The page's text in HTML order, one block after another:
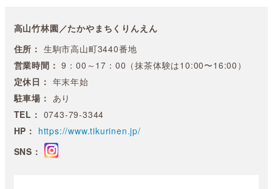
高山竹林園／たかやまちくりんえん
住所： 生駒市高山町3440番地
営業時間： 9：00～17：00（抹茶体験は10:00〜16:00）
定休日： 年末年始
駐車場： あり
TEL： 0743-79-3344
HP： https://www.tikurinen.jp/
SNS：